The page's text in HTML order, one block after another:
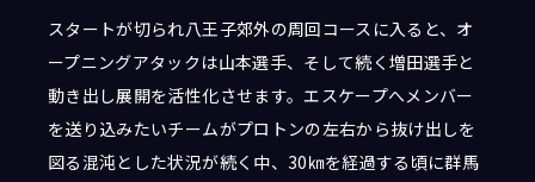
スタートが切られ八王子郊外の周回コースに入ると、オ
ープニングアタックは山本選手、そして続く増田選手と
動き出し展開を活性化させます。エスケープへメンバー
を送り込みたいチームがプロトンの左右から抜け出しを
図る混沌とした状況が続く中、30㎞を経過する頃に群馬